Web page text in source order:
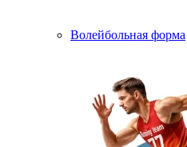
Волейбольная форма